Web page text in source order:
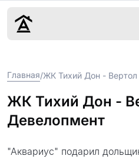
Наши
Главная/ЖК Тихий Дон -
ЖК Тихий Дон -
Девелопмент
"Аквариус" подарил